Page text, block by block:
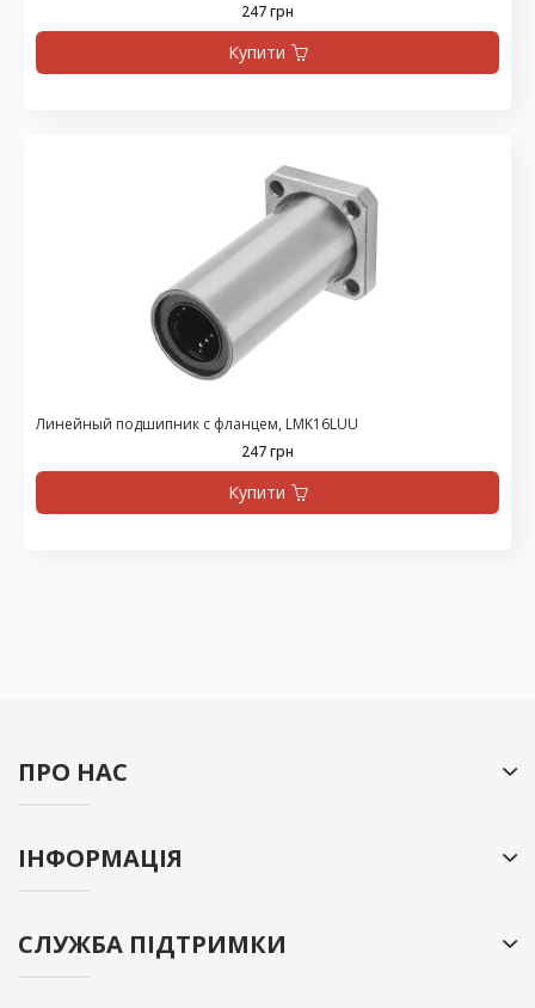
247 грн
Купити
Линейный подшипник с фланцем, LMK16LUU
247 грн
Купити
ПРО НАС
ІНФОРМАЦІЯ
СЛУЖБА ПІДТРИМКИ